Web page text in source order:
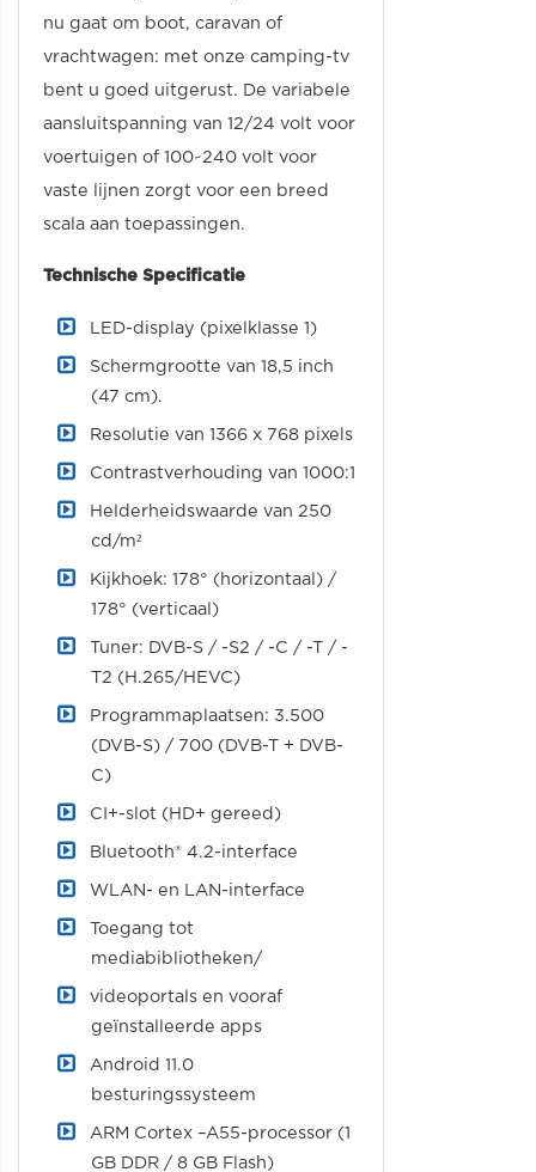
nu gaat om boot, caravan of
vrachtwagen: met onze camping-tv
bent u goed uitgerust. De variabele
aansluitspanning van 12/24 volt voor
voertuigen of 100~240 volt voor
vaste lijnen zorgt voor een breed
scala aan toepassingen.
Technische Specificatie
LED-display (pixelklasse 1)
Schermgrootte van 18,5 inch
(47 cm).
Resolutie van 1366 x 768 pixels
Contrastverhouding van 1000:1
Helderheidswaarde van 250
cd/m²
Kijkhoek: 178° (horizontaal) /
178° (verticaal)
Tuner: DVB-S / -S2 / -C / -T / -
T2 (H.265/HEVC)
Programmaplaatsen: 3.500
(DVB-S) / 700 (DVB-T + DVB-
C)
CI+-slot (HD+ gereed)
Bluetooth® 4.2-interface
WLAN- en LAN-interface
Toegang tot
mediabibliotheken/
videoportals en vooraf
geïnstalleerde apps
Android 11.0
besturingssysteem
ARM Cortex –A55-processor (1
GB DDR / 8 GB Flash)